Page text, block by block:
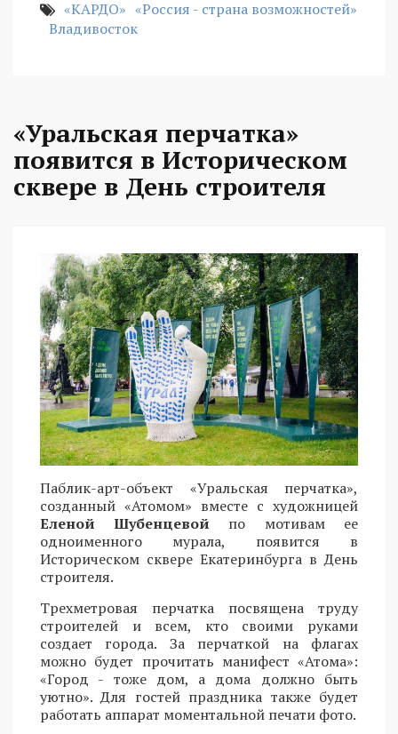
«КАРДО» «Россия - страна возможностей»
Владивосток
«Уральская перчатка»
появится в Историческом
сквере в День строителя
Паблик-арт-объект «Уральская перчатка»,
созданный «Атомом» вместе с художницей
Еленой Шубенцевой по мотивам ее
одноименного мурала, появится в
Историческом сквере Екатеринбурга в День
строителя.
Трехметровая перчатка посвящена труду
строителей и всем, кто своими руками
создает города. За перчаткой на флагах
можно будет прочитать манифест «Атома»:
«Город - тоже дом, а дома должно быть
уютно». Для гостей праздника также будет
работать аппарат моментальной печати фото.